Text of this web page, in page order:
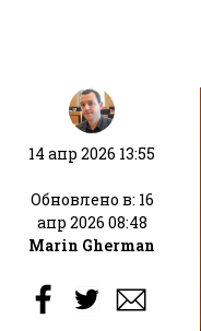
14 апр 2026 13:55
Обновлено в: 16
апр 2026 08:48
Marin Gherman